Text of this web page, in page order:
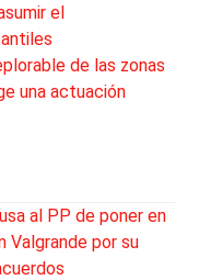
el
de las zonas
una actuación
al PP de poner en
Valgrande por su